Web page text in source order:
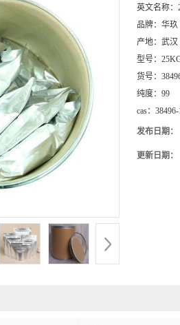
英文名称：
品牌： 华玖
产地： 武汉
型号：
货号：
纯度： 99
cas：
发布日期：
更新日期：